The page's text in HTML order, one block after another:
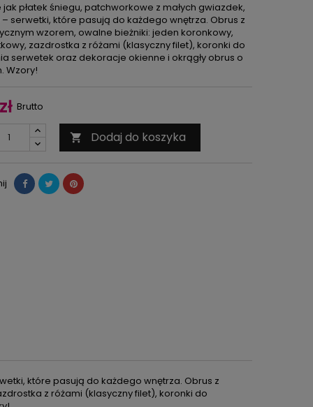
jak płatek śniegu, patchworkowe z małych gwiazdek,
serwetki, które pasują do każdego wnętrza. Obrus z
wzorem, owalne bieżniki: jeden koronkowy,
zazdrostka z różami (klasyczny filet), koronki do
serwetek oraz dekoracje okienne i okrągły obrus o
Wzory!
Brutto
 Dodaj do koszyka
które pasują do każdego wnętrza. Obrus z
z różami (klasyczny filet), koronki do